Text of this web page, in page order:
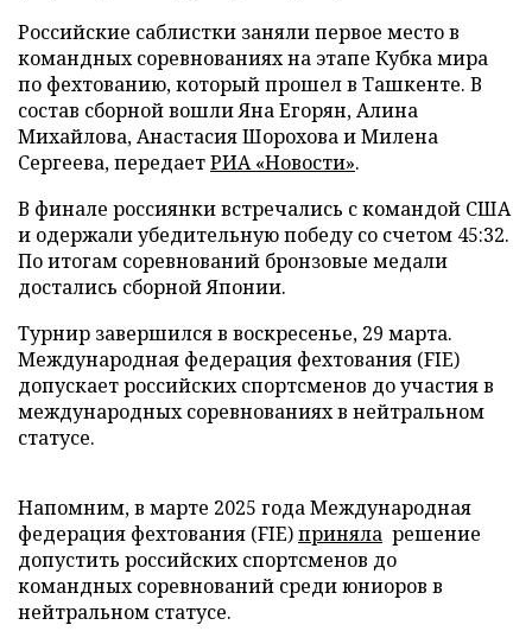
Российские саблистки заняли первое место в
командных соревнованиях на этапе Кубка мира
по фехтованию, который прошел в Ташкенте. В
состав сборной вошли Яна Егорян, Алина
Михайлова, Анастасия Шорохова и Милена
Сергеева, передаетРИА «Новости».
В финале россиянки встречались с командой США
и одержали убедительную победу со счетом 45:32.
По итогам соревнований бронзовые медали
достались сборной Японии.
Турнир завершился в воскресенье, 29 марта.
Международная федерация фехтования (FIE)
допускает российских спортсменов до участия в
международных соревнованиях в нейтральном
статусе.
Напомним, в марте 2025 года Международная
федерация фехтования (FIE)приняла решение
допустить российских спортсменов до
командных соревнований среди юниоров в
нейтральном статусе.